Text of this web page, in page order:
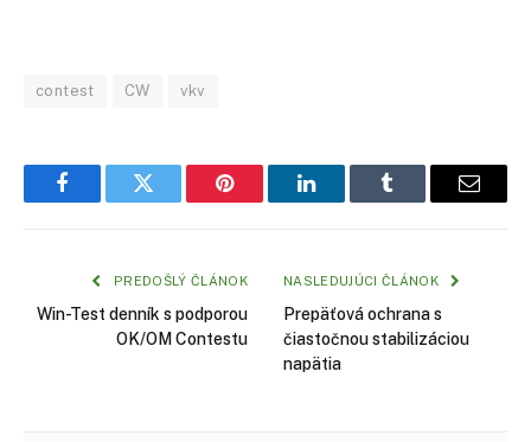
contest CW vkv
FacebookTwitter Pinterest LinkedInTumblr Email
PREDOŠLÝ ČLÁNOK
Win-Test denník s podporou
OK/OM Contestu
NASLEDUJÚCI ČLÁNOK
Prepäťová ochrana s
čiastočnou stabilizáciou
napätia